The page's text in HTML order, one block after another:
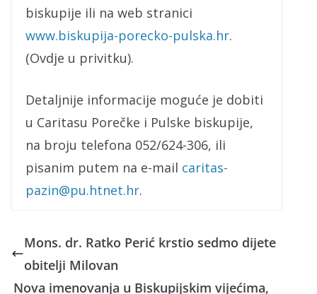
biskupije ili na web stranici
www.biskupija-porecko-pulska.hr.
(Ovdje u privitku).
Detaljnije informacije moguće je dobiti
u Caritasu Porečke i Pulske biskupije,
na broju telefona 052/624-306, ili
pisanim putem na e-mail caritas-
pazin@pu.htnet.hr.
Mons. dr. Ratko Perić krstio sedmo dijete
obitelji Milovan
Nova imenovanja u Biskupijskim vijećima,